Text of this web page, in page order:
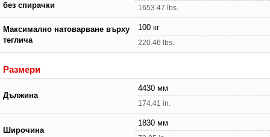
без спирачки
1653.47 lbs.
Максимално натоварване върху
теглича
100 кг
220.46 lbs.
Размери
Дължина
4430 мм
174.41 in.
Широчина
1830 мм